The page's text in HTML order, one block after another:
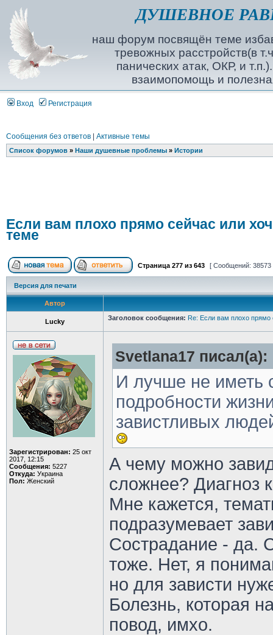
ДУШЕВНОЕ
наш форум посвящён теме
тревожных расстройств(в
панических атак, ОКР, и
взаимопомощь и
Вход Регистрация
Сообщения без ответов| Активные темы
Список форумов» Наши душевные проблемы» Истории
Если вам плохо прямо сейчас или
теме
Страница 277из 643 [ Сообщений:
Версия для печати
Автор
Lucky Заголовок сообщения: Re: Если вам плохо прямо
Зарегистрирован: 25 окт
2017, 12:15
Сообщения: 5227
Откуда: Украина
Пол: Женский
Svetlana17 писал(а):
И лучше не иметь
подробности
завистливых
А чему можно
сложнее? Диагноз
Мне кажется,
подразумевает
Сострадание - да.
тоже. Нет, я
но для зависти
Болезнь, которая
повод, имхо.